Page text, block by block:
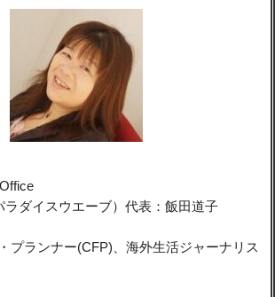
ラダイスウエーブ）代表：飯田道子
プランナー(CFP)、海外生活ジャーナリス